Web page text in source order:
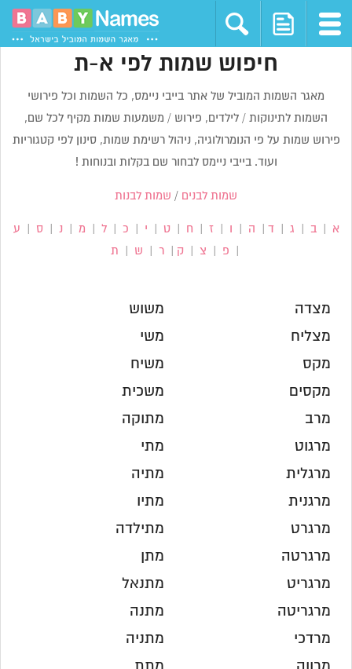
חיפוש שמות לפי א-ת
מאגר השמות המוביל של אתר בייבי ניימס, כל השמות וכל פירושי
השמות לתינוקות / לילדים, פירוש / משמעות שמות מקיף לכל שם,
פירוש שמות על פי הנומרולוגיה, ניהול רשימת שמות, סינון לפי קטגוריות
ועוד. בייבי ניימס לבחור שם בקלות ובנוחות !
שמות לבנים / שמות לבנות
א |ב ג |ד ה |ז ח |ט י כ |ל מ נ ס ע
פ צ |ק |ר ש ת
מצדה
מצליח
מקס
מקסים
מרב
מרגוט
מרגלית
מרגנית
מרגרט
מרגרטה
מרגריט
מרגריטה
מרדכי
מרווה
משוש
משי
משיח
משכית
מתוקה
מתי
מתיה
מתיו
מתילדה
מתן
מתנאל
מתנה
מתניה
מתת